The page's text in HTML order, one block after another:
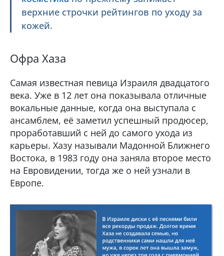
верхние строчки рейтингов по уходу за
кожей.
Офра Хаза
Самая известная певица Израиля двадцатого
века. Уже в 12 лет она показывала отличные
вокальные данные, когда она выступала с
ансамблем, её заметил успешный продюсер,
проработавший с ней до самого ухода из
карьеры. Хазу называли Мадонной Ближнего
Востока, в 1983 году она заняла второе место
на Евровидении, тогда же о ней узнали в
Европе.